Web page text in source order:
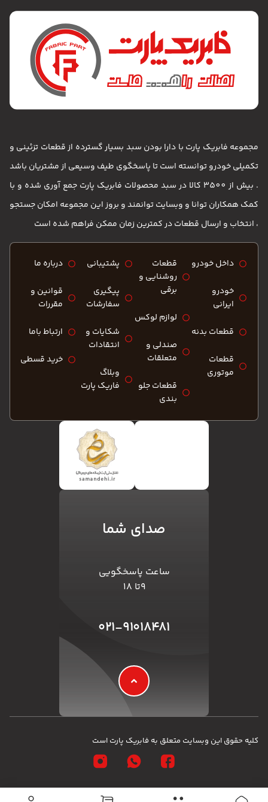
مجموعه فابریک پارت با دارا بودن سبد بسیار گسترده از قطعات تزئینی و
تکمیلی خودرو توانسته است تا پاسخگوی طیف وسیعی از مشتریان باشد
. بیش از 3500 کالا در سبد محصولات فابریک پارت جمع آوری شده و با
کمک همکاران توانا و وبسایت توانمند و بروز این مجموعه امکان جستجو
، انتخاب و ارسال قطعات در کمترین زمان ممکن فراهم شده است
داخل خودرو
خودرو
ایرانی
قطعات بدنه
قطعات
موتوری
قطعات
روشنایی و
برقی
لوازم لوکس
صندلی و
متعلقات
قطعات جلو
بندی
پشتیبانی
پیگیری
سفارشات
شکایات و
انتقادات
وبلاگ
فاریک پارت
درباره ما
قوانین و
مقررات
ارتباط باما
خرید قسطی
صدای شما
ساعت پاسخگویی
۹تا ۱۸
۰۲۱-۹۱۰۱۸۴۸۱
کلیه حقوق این وبسایت متعلق به فابریک پارت است